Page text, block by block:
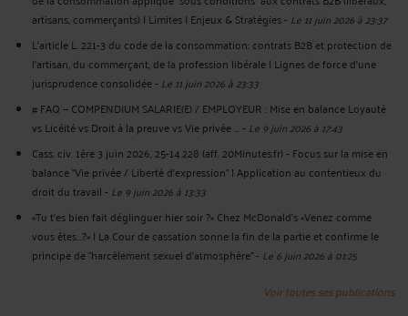
artisans, commerçants) | Limites | Enjeux & Stratégies- Le 11 juin 2026 à 23:37
L’article L. 221-3 du code de la consommation: contrats B2B et protection de
l’artisan, du commerçant, de la profession libérale | Lignes de force d’une
jurisprudence consolidée- Le 11 juin 2026 à 23:33
# FAQ — COMPENDIUM SALARIE(E) / EMPLOYEUR : Mise en balance Loyauté
vs Licéité vs Droit à la preuve vs Vie privée ...- Le 9 juin 2026 à 17:43
Cass. civ. 1ère 3 juin 2026, 25-14.228 (aff. 20Minutes.fr) - Focus sur la mise en
balance "Vie privée / Liberté d'expression" | Application au contentieux du
droit du travail- Le 9 juin 2026 à 13:33
«Tu t'es bien fait déglinguer hier soir ?» Chez McDonald's «Venez comme
vous êtes...?» | La Cour de cassation sonne la fin de la partie et confirme le
principe de "harcèlement sexuel d'atmosphère"- Le 6 juin 2026 à 01:25
Voir toutes ses publications